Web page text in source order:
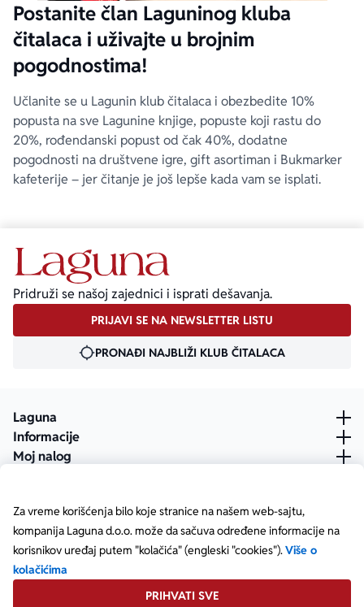
Za vreme korišćenja bilo koje stranice na našem web-sajtu,
kompanija Laguna d.o.o. može da sačuva određene informacije na
korisnikov uređaj putem "kolačića" (engleski "cookies").Više o
kolačićima
PRIHVATI SVE
Postanite član Laguninog kluba
čitalaca i uživajte u brojnim
pogodnostima!
Učlanite se u Lagunin klub čitalaca i obezbedite 10%
popusta na sve Lagunine knjige, popuste koji rastu do
20%, rođendanski popust od čak 40%, dodatne
pogodnosti na društvene igre, gift asortiman i Bukmarker
kafeterije – jer čitanje je još lepše kada vam se isplati.
Pridruži se našoj zajednici i isprati dešavanja.
PRIJAVI SE NA NEWSLETTER LISTU
PRONAĐI NAJBLIŽI KLUB ČITALACA
Laguna
Informacije
Moj nalog